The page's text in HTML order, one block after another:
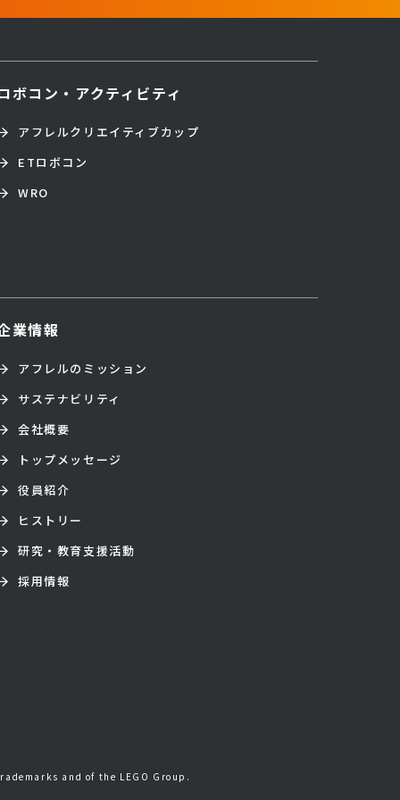
ボコン・アクティビティ
アフレルクリエイティブカップ
ETロボコン
WRO
業情報
アフレルのミッション
サステナビリティ
会社概要
トップメッセージ
役員紹介
ヒストリー
研究・教育支援活動
採用情報
and of the LEGO Group.